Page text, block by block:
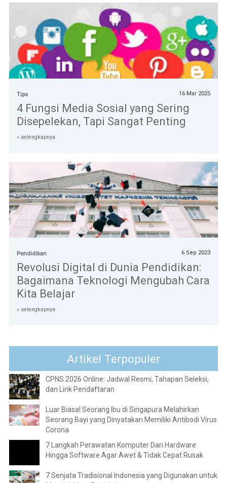
Tips 16 Mar 2025
4 Fungsi Media Sosial yang Sering
Disepelekan, Tapi Sangat Penting
» selengkapnya
Pendidikan 6 Sep 2023
Revolusi Digital di Dunia Pendidikan:
Bagaimana Teknologi Mengubah Cara
Kita Belajar
» selengkapnya
Artikel Terpopuler
CPNS 2026 Online: Jadwal Resmi, Tahapan Seleksi,
dan Link Pendaftaran
Luar Biasa! Seorang Ibu di Singapura Melahirkan
Seorang Bayi yang Dinyatakan Memiliki Antibodi Virus
Corona
7 Langkah Perawatan Komputer Dari Hardware
Hingga Software Agar Awet & Tidak Cepat Rusak
7 Senjata Tradisional Indonesia yang Digunakan untuk